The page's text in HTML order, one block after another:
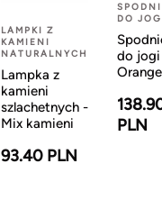
LAMPKI Z
KAMIENI
NATURALNYCH
Lampka z
kamieni
szlachetnych -
Mix kamieni
93.40 PLN
DO
do
Orange
PLN